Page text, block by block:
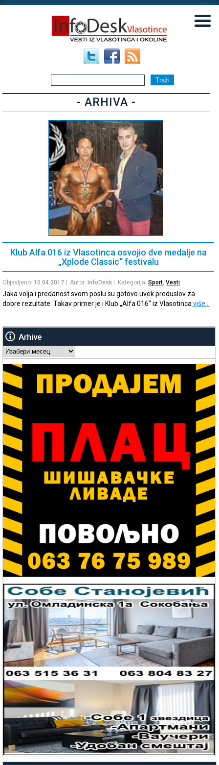
- ARHIVA -
Klub Alfa 016 iz Vlasotinca osvojio dve medalje na
„Xplode Classic“ festivalu
Objavljeno: 10.04.2017 | Autor: InfoDesk | Kategorija: Sport, Vesti
Jaka volja i predanost svom poslu su gotovo uvek preduslov za
dobre rezultate. Takav primer je i Klub „Alfa 016“ iz Vlasotincaviše…
Arhive
Arhive